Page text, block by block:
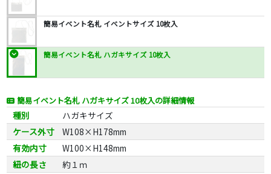
簡易イベント名札 イベントサイズ 10枚入
簡易イベント名札 ハガキサイズ 10枚入
簡易イベント名札 ハガキサイズ 10枚入の詳細情報
種別
ハガキサイズ
ケース外寸
W108×H178mm
有効内寸
W100×H148mm
紐の長さ
約１ｍ